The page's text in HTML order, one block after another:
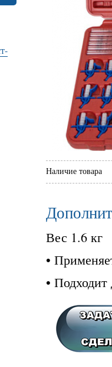
Наличие товара
Вес 1.6 кг
•
•